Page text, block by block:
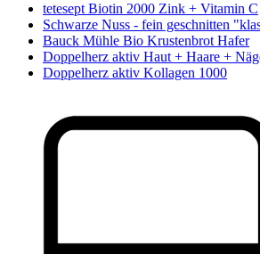
tetesept Biotin 2000 Zink + Vitamin C
Schwarze Nuss - fein geschnitten
Bauck Mühle Bio Krustenbrot Hafer
Doppelherz aktiv Haut + Haare +
Doppelherz aktiv Kollagen 1000